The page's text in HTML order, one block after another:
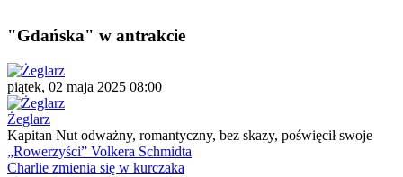
"Gdańska" w antrakcie
piątek, 02 maja 2025 08:00
Żeglarz
Kapitan Nut odważny, romantyczny, bez skazy, poświęcił swoje
„Rowerzyści” Volkera Schmidta
Charlie zmienia się w kurczaka